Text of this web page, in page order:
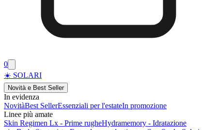
0
☀️ SOLARI
Novità e Best Seller
In evidenza
NovitàBest SellerEssenziali per l'estateIn promozione
Linee più amate
Skin Regimen Lx - Prime rugheHydramemory - Idratazione